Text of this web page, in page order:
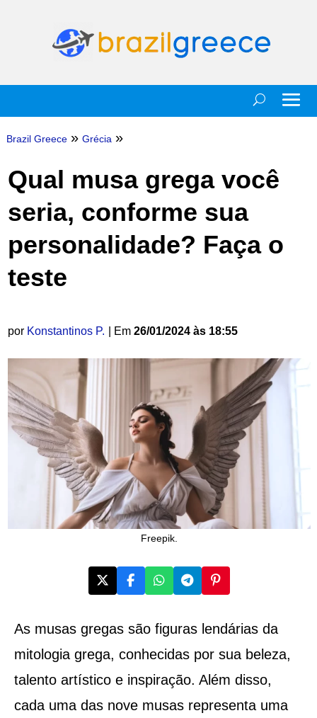
Brazil Greece » Grécia »
Qual musa grega você
seria, conforme sua
personalidade? Faça o
teste
por Konstantinos P. | Em 26/01/2024 às 18:55
Freepik.
As musas gregas são figuras lendárias da
mitologia grega, conhecidas por sua beleza,
talento artístico e inspiração. Além disso,
cada uma das nove musas representa uma